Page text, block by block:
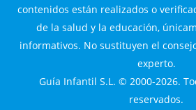
contenidos están realizados o
de la salud y la educación,
informativos. No sustituyen el
experto.
Guía Infantil S.L. © 2000-2026.
reservados.